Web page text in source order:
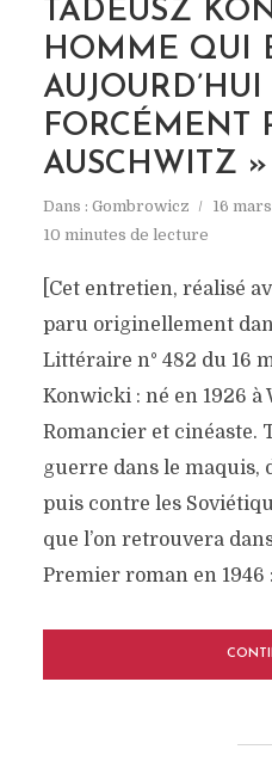
TADEUSZ
HOMME QUI
AUJOURD’HUI
FORCÉMENT
AUSCHWITZ »
Dans : Gombrowicz
16
10 minutes de lecture
[Cet entretien, réalisé
paru originellement
Littéraire n° 482 du 16
Konwicki : né en 1926 à
Romancier et cinéaste.
guerre dans le maquis,
puis contre les
que l’on retrouvera
Premier roman en 1946